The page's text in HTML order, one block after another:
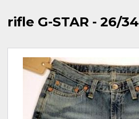
rifle G-STAR - 26/34